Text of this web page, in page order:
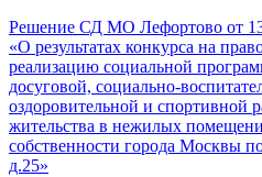
Решение СД МО Лефортово от
«О результатах конкурса на
реализацию социальной
досуговой, социально-
оздоровительной и спортивной
жительства в нежилых
собственности города Москвы
д.25»